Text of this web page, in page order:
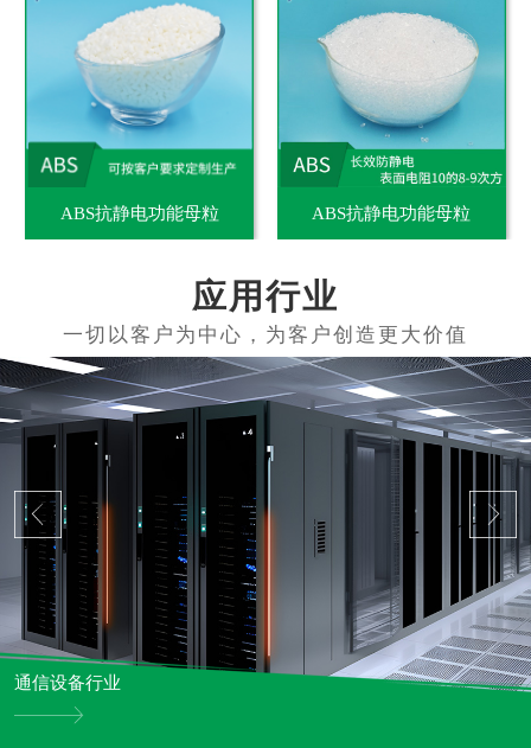
ABS抗静电功能母粒 ABS抗静电功能母粒
应用行业
通信设备行业